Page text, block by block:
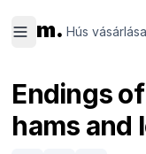
m. Hús vásárlása
vásárlása
Endings
hams and